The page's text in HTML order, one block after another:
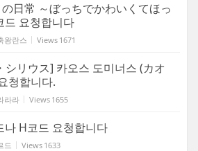
日常 ～ぼっちでかわいくてほっ
드 요청합니다
왕란스 Views 1671
シリウス] 카오스 도미너스 (カオ
청합니다.
라라 Views 1655
나 H코드 요청합니다
드 Views 1633